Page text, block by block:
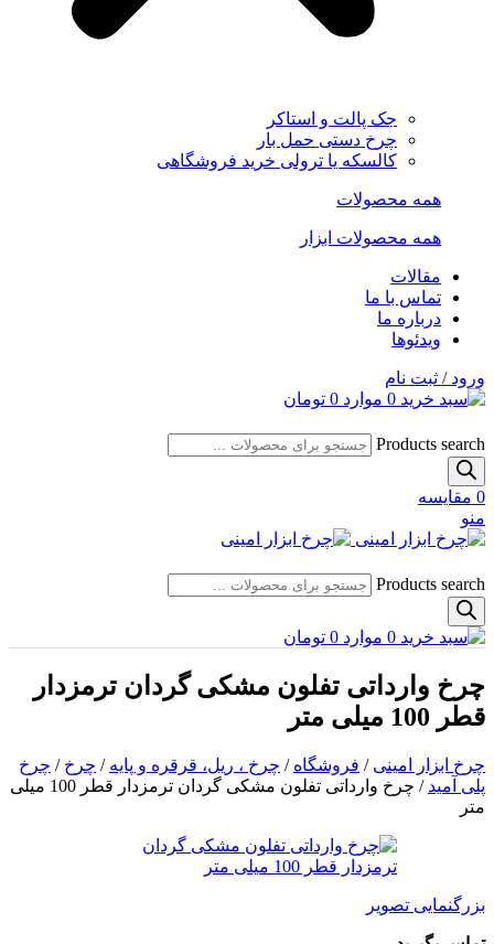
جک پالت و استاکر
چرخ دستی حمل بار
کالسکه یا ترولی خرید فروشگاهی
همه محصولات
همه محصولات ابزار
مقالات
تماس با ما
درباره ما
ویدئوها
ورود / ثبت نام
0 موارد 0 تومان
Products search
0 مقایسه
منو
Products search
0 موارد 0 تومان
چرخ وارداتی تفلون مشکی گردان ترمزدار
قطر 100 میلی متر
چرخ ابزار امینی / فروشگاه / چرخ ، ریل، قرقره و پایه / چرخ / چرخ
پلی آمید /
چرخ وارداتی تفلون مشکی گردان ترمزدار قطر 100 میلی
متر
بزرگنمایی تصویر